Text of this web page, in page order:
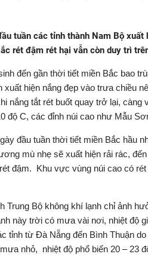
tuần các tỉnh thành Nam Bộ
rét đậm rét hại vẫn còn duy trì
đến gần thời tiết miền Bắc bao
xuất hiện nắng đẹp vào trưa chiều
nắng tắt rét buốt quay trở lại, càng
độ C, các đỉnh núi cao như Mẫu
đầu tuần thời tiết miền Bắc hầu
mù nhẹ sẽ xuất hiện rải rác,
đậm. Khu vực vùng núi cao có
Trung Bộ không khí lạnh chỉ ảnh
này trời có mưa vài nơi, nhiệt độ
tỉnh từ Đà Nẵng đến Bình Thuận
nhỏ, nhiệt độ phổ biến 20 – 23